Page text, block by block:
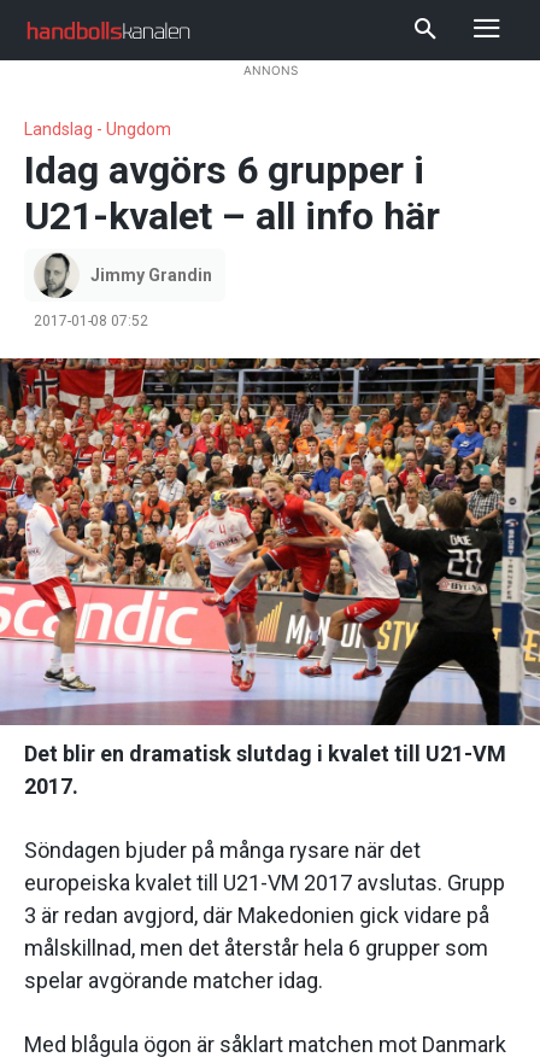
ANNONS
Landslag - Ungdom
Idag avgörs 6 grupper i
U21-kvalet – all info här
Jimmy Grandin
2017-01-08 07:52
Det blir en dramatisk slutdag i kvalet till U21-VM
2017.
Söndagen bjuder på många rysare när det
europeiska kvalet till U21-VM 2017 avslutas. Grupp
3 är redan avgjord, där Makedonien gick vidare på
målskillnad, men det återstår hela 6 grupper som
spelar avgörande matcher idag.
Med blågula ögon är såklart matchen mot Danmark